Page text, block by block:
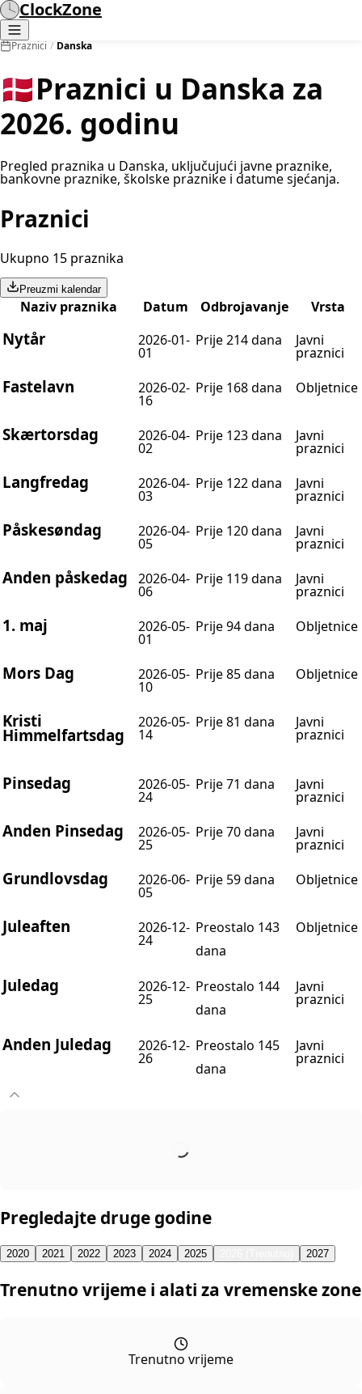
ClockZone
Praznici / Danska
🇩🇰Praznici u Danska za
2026. godinu
Pregled praznika u Danska, uključujući javne praznike,
bankovne praznike, školske praznike i datume sjećanja.
Praznici
Ukupno 15 praznika
Preuzmi kalendar
Naziv praznika Datum Odbrojavanje Vrsta
Nytår 2026-01-
01
Prije 214 dana Javni
praznici
Fastelavn 2026-02-
16
Prije 168 dana Obljetnice
Skærtorsdag 2026-04-
02
Prije 123 dana Javni
praznici
Langfredag 2026-04-
03
Prije 122 dana Javni
praznici
Påskesøndag 2026-04-
05
Prije 120 dana Javni
praznici
Anden påskedag 2026-04-
06
Prije 119 dana Javni
praznici
1. maj 2026-05-
01
Prije 94 dana Obljetnice
Mors Dag 2026-05-
10
Prije 85 dana Obljetnice
Kristi
Himmelfartsdag
2026-05-
14
Prije 81 dana Javni
praznici
Pinsedag 2026-05-
24
Prije 71 dana Javni
praznici
Anden Pinsedag 2026-05-
25
Prije 70 dana Javni
praznici
Grundlovsdag 2026-06-
05
Prije 59 dana Obljetnice
Juleaften 2026-12-
24
Preostalo 143
dana
Obljetnice
Juledag 2026-12-
25
Preostalo 144
dana
Javni
praznici
Anden Juledag 2026-12-
26
Preostalo 145
dana
Javni
praznici
Pregledajte druge godine
2020 2021 2022 2023 2024 2025 2027
Trenutno vrijeme i alati za vremenske zone
Trenutno vrijeme